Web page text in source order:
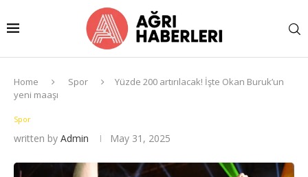
Home Spor
Yüzde 200 artırılacak! İşte Okan Buruk’un
yeni maaşı
Spor
written by Admin May 31, 2025